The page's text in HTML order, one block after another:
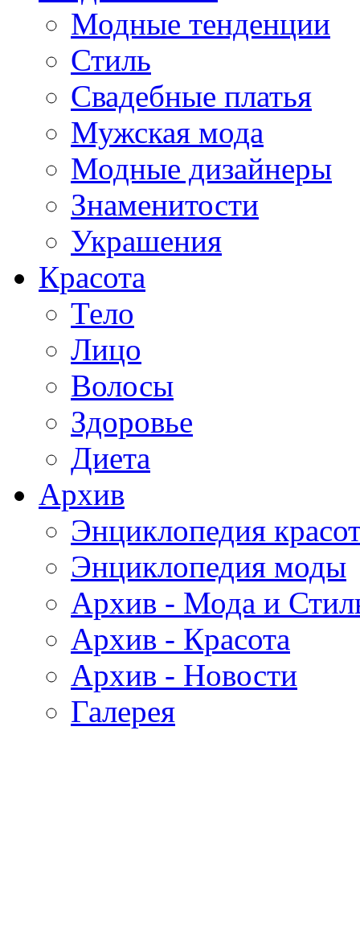
Модные тенденции
Стиль
Свадебные платья
Мужская мода
Модные дизайнеры
Знаменитости
Украшения
Красота
Тело
Лицо
Волосы
Здоровье
Диета
Архив
Энциклопедия
Энциклопедия моды
Архив - Мода и
Архив - Красота
Архив - Новости
Галерея